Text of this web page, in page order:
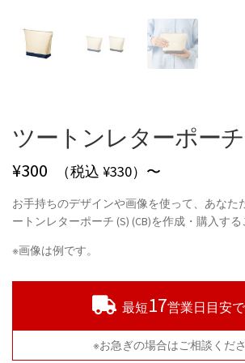
ツートンレターポーチ
¥300 （税込 ¥330）〜
お手持ちのデザインや画像を使って、あなた
ートンレターポーチ (S) (CB)を作成・購入する
※画像は例です。
最短17営業日目安
※お急ぎの場合はご相談くださ